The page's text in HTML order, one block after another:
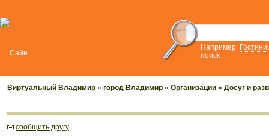
Например:
поиск
Виртуальный Владимир » город Владимир » Организации » Досуг и
cообщить другу